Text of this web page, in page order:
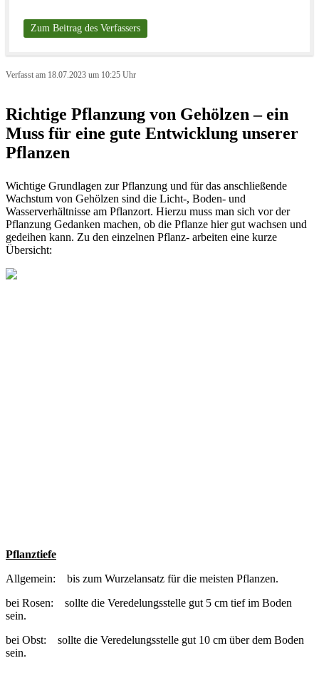
Zum Beitrag des Verfassers
Verfasst am 18.07.2023 um 10:25 Uhr
Richtige Pflanzung von Gehölzen – ein
Muss für eine gute Entwicklung unserer
Pflanzen
Wichtige Grundlagen zur Pflanzung und für das anschließende
Wachstum von Gehölzen sind die Licht-, Boden- und
Wasserverhältnisse am Pflanzort. Hierzu muss man sich vor der
Pflanzung Gedanken machen, ob die Pflanze hier gut wachsen und
gedeihen kann. Zu den einzelnen Pflanz- arbeiten eine kurze
Übersicht:
Pflanztiefe
Allgemein: bis zum Wurzelansatz für die meisten Pflanzen.
bei Rosen: sollte die Veredelungsstelle gut 5 cm tief im Boden
sein.
bei Obst: sollte die Veredelungsstelle gut 10 cm über dem Boden
sein.